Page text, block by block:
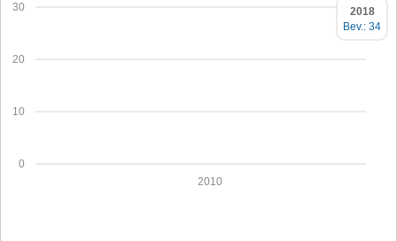
0
10
20
30
2010
2018
Bev.: 34